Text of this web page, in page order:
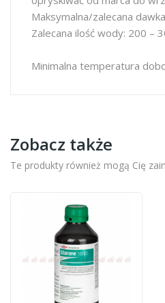
Maksymalna/zalecana
Zalecana ilość wody: 200 –
Minimalna temperatura
Zobacz także
Te produkty również mogą Cię